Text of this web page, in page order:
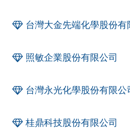
台灣大金先端化學股份有
照敏企業股份有限公司
台灣永光化學股份有限公
桂鼎科技股份有限公司